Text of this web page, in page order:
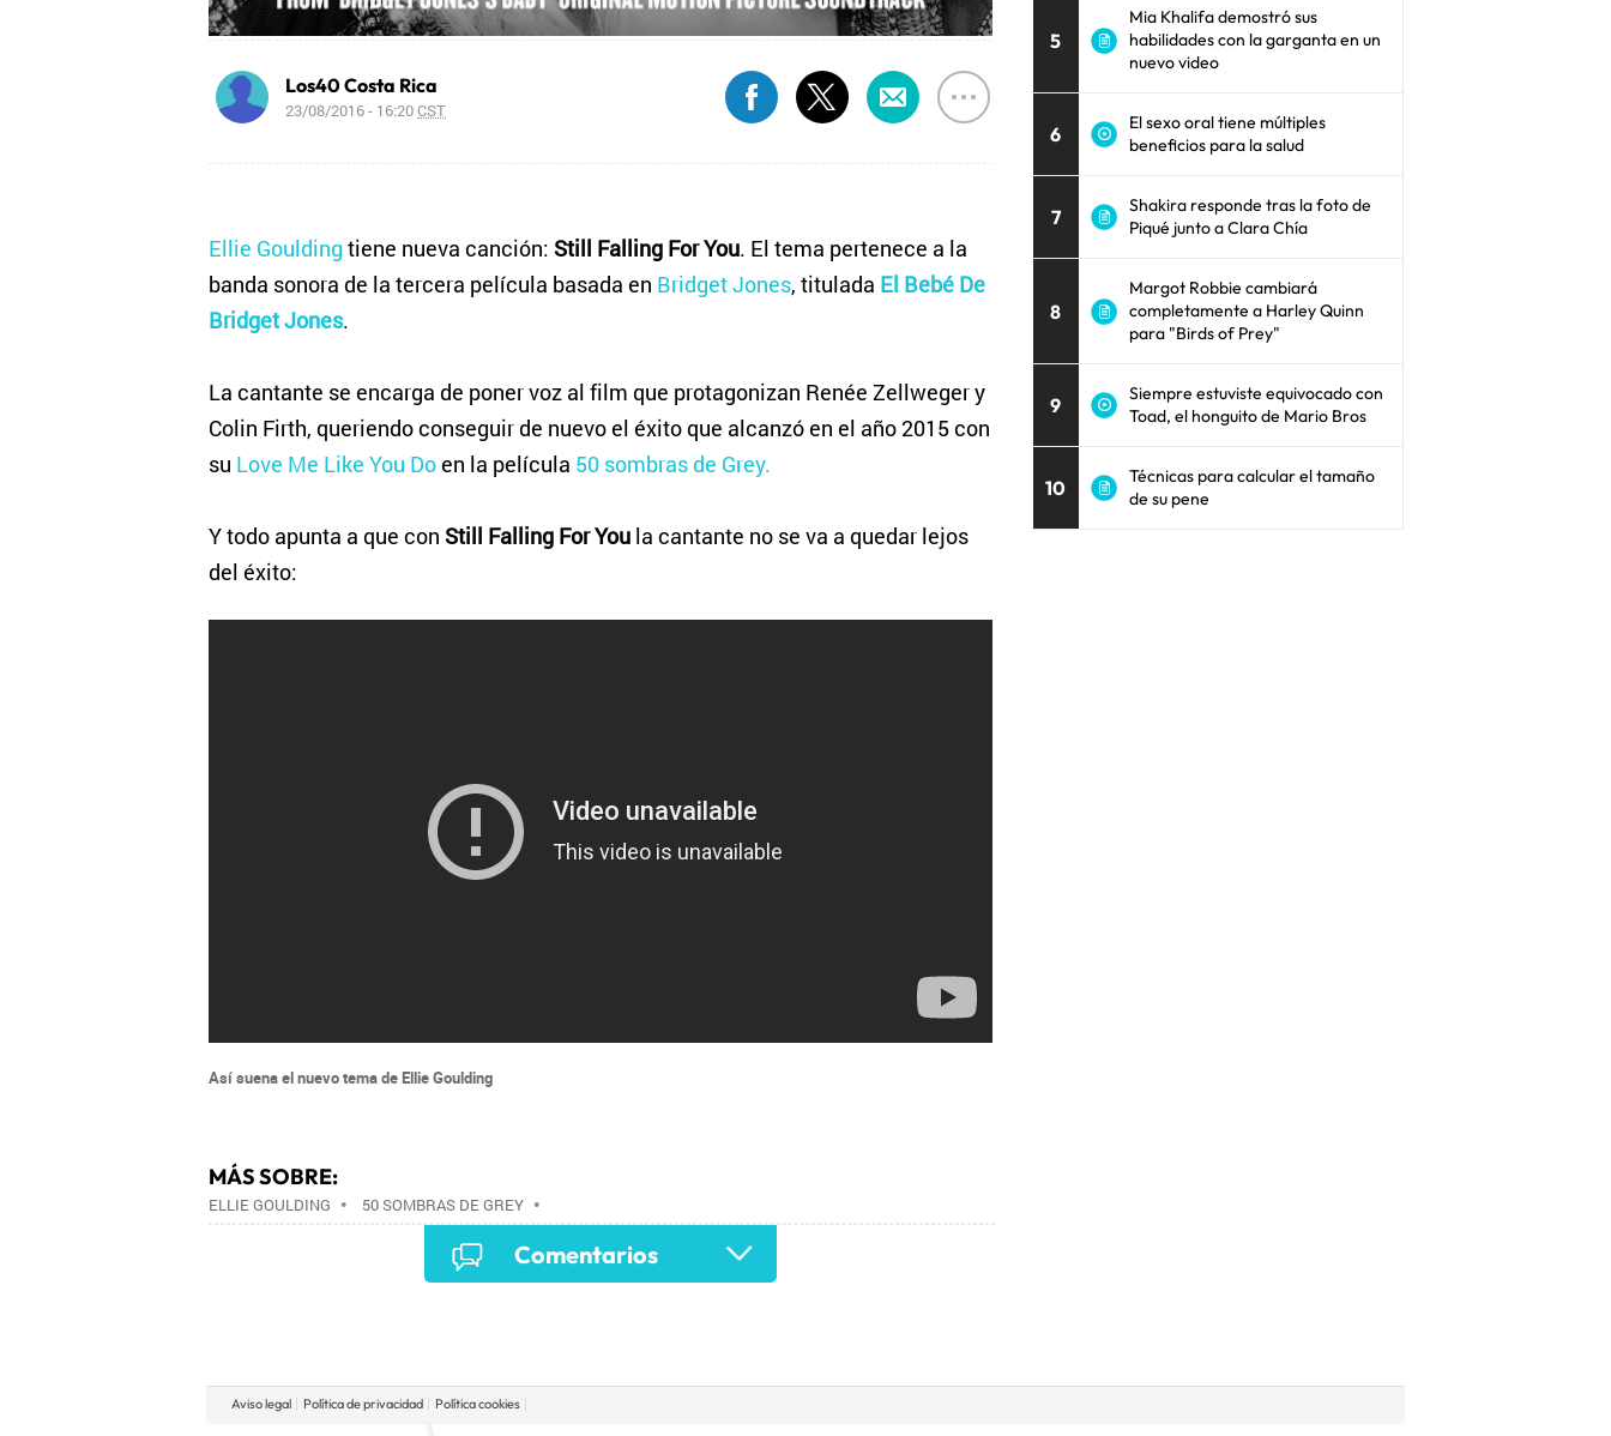
Los40 Costa Rica
23/08/2016 - 16:20CST
Ellie Goulding tiene nueva canción: Still Falling For You. El tema pertenece a la
banda sonora de la tercera película basada en Bridget Jones, titulada El Bebé De
Bridget Jones.
La cantante se encarga de poner voz al film que protagonizan Renée Zellweger y
Colin Firth, queriendo conseguir de nuevo el éxito que alcanzó en el año 2015 con
su Love Me Like You Doen la película 50 sombras de Grey.
Y todo apunta a que con Still Falling For Youla cantante no se va a quedar lejos
del éxito:
Así suena el nuevo tema de Ellie Goulding
MÁS SOBRE:
ELLIE GOULDING • 50 SOMBRAS DE GREY•
Comentarios
5
Mia Khalifa demostró sus
habilidades con la garganta en un
nuevo video
6
El sexo oral tiene múltiples
beneficios para la salud
7
Shakira responde tras la foto de
Piqué junto a Clara Chía
8
Margot Robbie cambiará
completamente a Harley Quinn
para "Birds of Prey"
9
Siempre estuviste equivocado con
Toad, el honguito de Mario Bros
10
Técnicas para calcular el tamaño
de su pene
Aviso legal Política de privacidad Política cookies